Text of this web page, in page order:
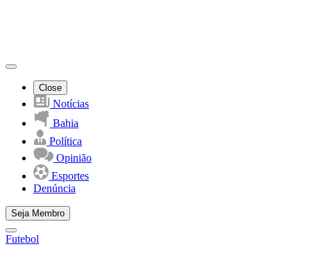
Close
Notícias
Bahia
Política
Opinião
Esportes
Denúncia
Seja Membro
Futebol